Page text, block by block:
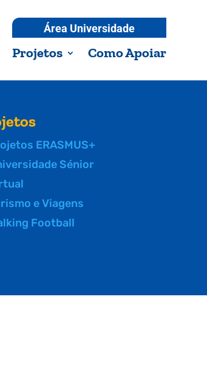
Área Universidade
Projetos Como Apoiar
ERASMUS+
Sénior
e Viagens
Football